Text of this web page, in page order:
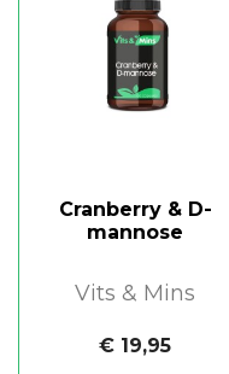
Cranberry & D-
mannose
Vits & Mins
€ 19,95